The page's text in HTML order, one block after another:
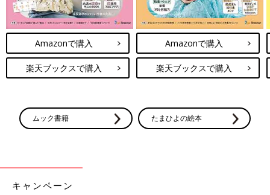
Amazonで購入
楽天ブックスで購入
Amazonで購入
楽天ブックスで購入
ムック書籍 たまひよの絵本
キャンペーン